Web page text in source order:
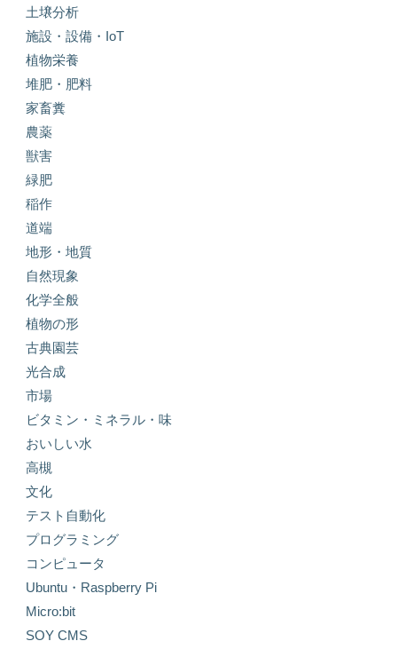
土壌分析
施設・設備・IoT
植物栄養
堆肥・肥料
家畜糞
農薬
獣害
緑肥
稲作
道端
地形・地質
自然現象
化学全般
植物の形
古典園芸
光合成
市場
ビタミン・ミネラル・味
おいしい水
高槻
文化
テスト自動化
プログラミング
コンピュータ
Ubuntu・Raspberry Pi
Micro:bit
SOY CMS